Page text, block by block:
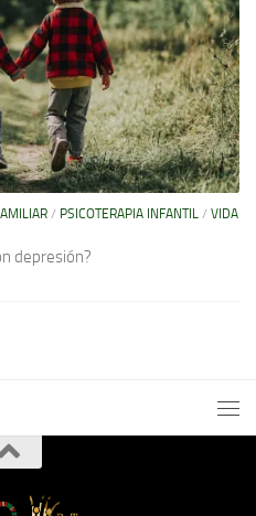
/ PSICOTERAPIA INFANTIL / VIDA
depresión?